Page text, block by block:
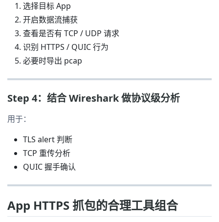
选择目标 App
开启数据流捕获
查看是否有 TCP / UDP 请求
识别 HTTPS / QUIC 行为
必要时导出 pcap
Step 4：结合 Wireshark 做协议级分析
用于：
TLS alert 判断
TCP 重传分析
QUIC 握手确认
App HTTPS 抓包的合理工具组合